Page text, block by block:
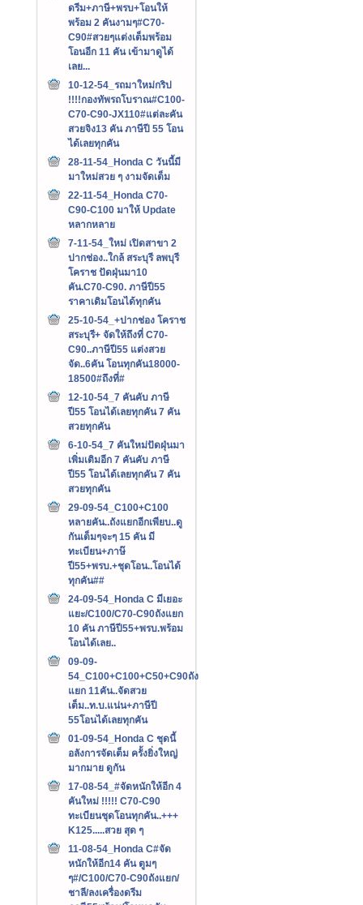
ดรีม+ภาษี+พรบ+โอนให้
พร้อม 2 คันงามๆ#C70-
C90#สวยๆแต่งเต็มพร้อม
โอนอีก 11 คัน เข้ามาดูได้
เลย...
10-12-54_รถมาใหม่กริป
!!!!กองทัพรถโบราณ#C100-
C70-C90-JX110#แต่ละคัน
สวยจิง13 คัน ภาษีปี 55 โอน
ได้เลยทุกคัน
28-11-54_Honda C วันนี้มี
มาใหม่สวย ๆ งามจัดเต็ม
22-11-54_Honda C70-
C90-C100 มาให้ Update
หลากหลาย
7-11-54_ใหม่ เปิดสาขา 2
ปากช่อง..ใกล้ สระบุรี ลพบุรี
โคราช ปัดฝุ่นมา10
คัน.C70-C90. ภาษีปี55
ราคาเดิมโอนได้ทุกคัน
25-10-54_+ปากช่อง โคราช
สระบุรี+ จัดให้ถึงที่ C70-
C90..ภาษีปี55 แต่งสวย
จัด..6คัน โอนทุกคัน18000-
18500#ถึงที่#
12-10-54_7 คันคับ ภาษี
ปี55 โอนได้เลยทุกคัน 7 คัน
สวยทุกคัน
6-10-54_7 คันใหม่ปัดฝุ่นมา
เพิ่มเติมอีก 7 คันคับ ภาษี
ปี55 โอนได้เลยทุกคัน 7 คัน
สวยทุกคัน
29-09-54_C100+C100
หลายคัน..ถังแยกอีกเพียบ..ดู
กันเต็มๆจะๆ 15 คัน มี
ทะเบียน+ภาษ๊
ปี55+พรบ.+ชุดโอน..โอนได้
ทุกคัน##
24-09-54_Honda C มีเยอะ
แยะ/C100/C70-C90ถังแยก
10 คัน ภาษีปี55+พรบ.พร้อม
โอนได้เลย..
09-09-
54_C100+C100+C50+C90ถัง
แยก 11คัน..จัดสวย
เต็ม..ท.บ.แน่น+ภาษีปี
55โอนได้เลยทุกคัน
01-09-54_Honda C ชุดนี้
อลังการจัดเต็ม ครั้งยิ่งใหญ่
มากมาย ดูกัน
17-08-54_#จัดหนักให้อีก 4
คันใหม่ !!!!! C70-C90
ทะเบียนชุดโอนทุกคัน..+++‏
K125.....สวย สุด ๆ
11-08-54_Honda C#จัด
หนักให้อีก14 คัน ตูมๆ
ๆ#/C100/C70-C90ถังแยก/
ชาลี/ลงเครื่องดรีม